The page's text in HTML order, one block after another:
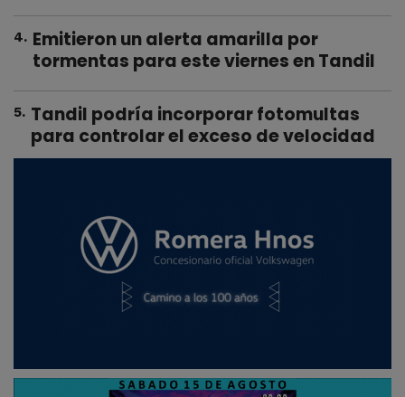
4. Emitieron un alerta amarilla por
tormentas para este viernes en Tandil
5. Tandil podría incorporar fotomultas
para controlar el exceso de velocidad